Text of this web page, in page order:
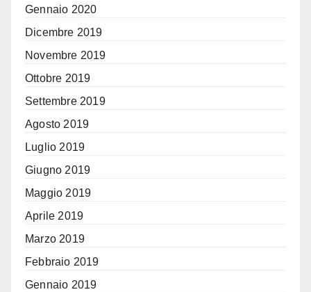
Gennaio 2020
Dicembre 2019
Novembre 2019
Ottobre 2019
Settembre 2019
Agosto 2019
Luglio 2019
Giugno 2019
Maggio 2019
Aprile 2019
Marzo 2019
Febbraio 2019
Gennaio 2019